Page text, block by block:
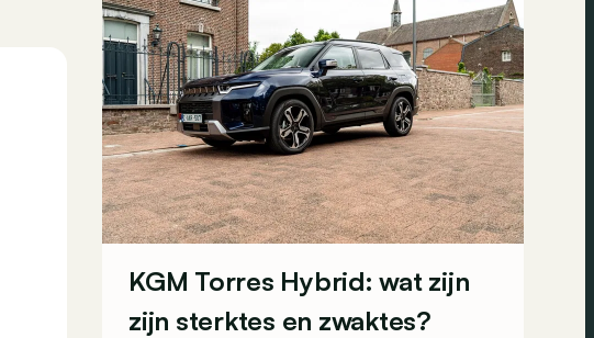
KGM Torres Hybrid: wat zijn
zijn sterktes en zwaktes?